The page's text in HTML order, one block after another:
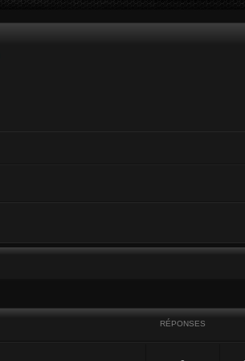
RÉPONSES